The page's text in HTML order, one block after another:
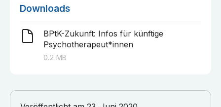
Downloads
BPtK-Zukunft: Infos für künftige
Psychotherapeut*innen
0.2 MB